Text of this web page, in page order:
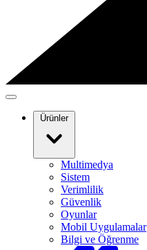
Ürünler
Multimedya
Sistem
Verimlilik
Güvenlik
Oyunlar
Mobil Uygulamalar
Bilgi ve Öğrenme